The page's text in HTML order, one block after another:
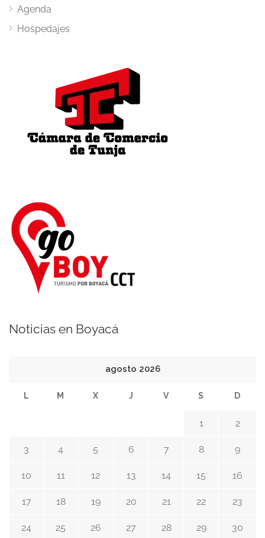
Agenda
Hospedajes
Noticias en Boyacá
agosto 2026
L M X J V S D
1 2
3 4 5 6 7 8 9
10 11 12 13 14 15 16
17 18 19 20 21 22 23
24 25 26 27 28 29 30